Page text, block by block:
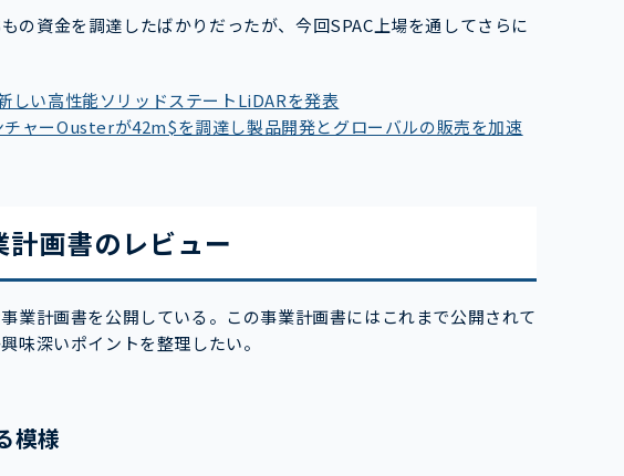
の資金を調達したばかりだったが、今回SPAC上場を通してさらに
い高性能ソリッドステートLiDARを発表
ャーOusterが42m$を調達し製品開発とグローバルの販売を加速
画書のレビュー
業計画書を公開している。この事業計画書にはこれまで公開されて
味深いポイントを整理したい。
模様